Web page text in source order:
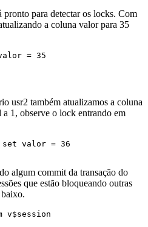
pronto para detectar os locks. Com
a coluna valor para 35
= 35
usr2 também atualizamos a coluna
1, observe o lock entrando em
set valor = 36
algum commit da transação do
que estão bloqueando outras
baixo.
v$session